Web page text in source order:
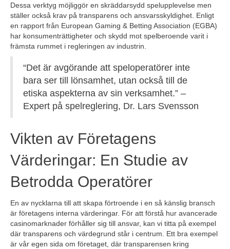
Dessa verktyg möjliggör en skräddarsydd spelupplevelse men
ställer också krav på transparens och ansvarsskyldighet. Enligt
en rapport från European Gaming & Betting Association (EGBA)
har konsumenträttigheter och skydd mot spelberoende varit i
främsta rummet i regleringen av industrin.
“Det är avgörande att speloperatörer inte
bara ser till lönsamhet, utan också till de
etiska aspekterna av sin verksamhet.” –
Expert på spelreglering, Dr. Lars Svensson
Vikten av Företagens
Värderingar: En Studie av
Betrodda Operatörer
En av nycklarna till att skapa förtroende i en så känslig bransch
är företagens interna värderingar. För att förstå hur avancerade
casinomarknader förhåller sig till ansvar, kan vi titta på exempel
där transparens och värdegrund står i centrum. Ett bra exempel
är vår egen sida om företaget, där transparensen kring